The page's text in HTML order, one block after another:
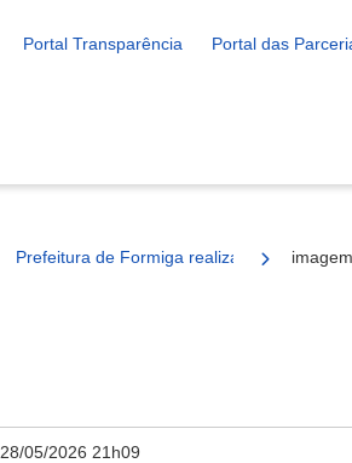
Portal Transparência Portal das
Prefeitura de Formiga realiza 1º Encontro
28/05/2026 21h09